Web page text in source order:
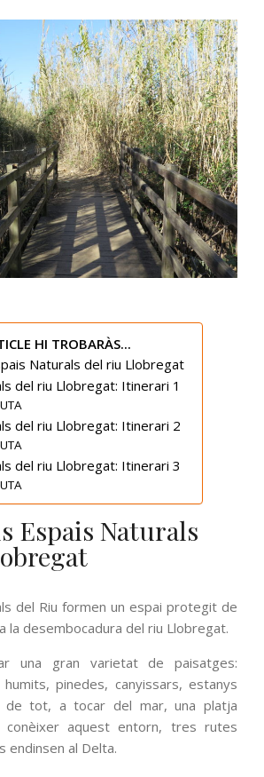
HI TROBARÀS...
Naturals del riu Llobregat
del riu Llobregat: Itinerari 1
del riu Llobregat: Itinerari 2
del riu Llobregat: Itinerari 3
Espais Naturals
del Riu formen un espai protegit de
la desembocadura del riu Llobregat.
una gran varietat de paisatges:
pinedes, canyissars, estanys
de tot, a tocar del mar, una platja
aquest entorn, tres rutes
endinsen al Delta.